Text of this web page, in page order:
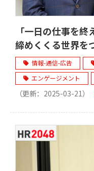
「一日の仕事を
締めくくる世界を
スマイル
情報-通信-広告
エンゲージメント
（更新： 2025-03-21）